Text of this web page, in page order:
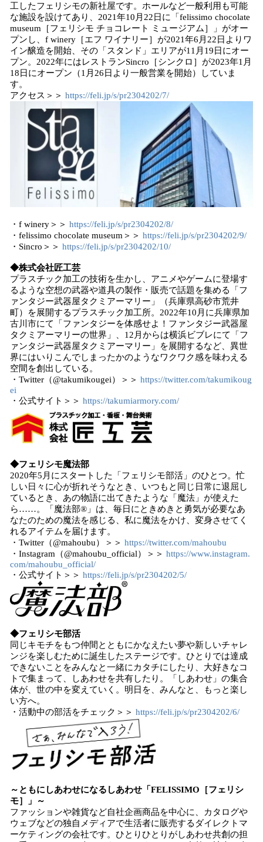
工したフェリシモの新社屋です。ホールなど一般利用も可能
な施設を設けてあり、2021年10月22日に「felissimo chocolate
museum［フェリシモ チョコレート ミュージアム］」がオー
プンし、f winery［エフ ワイナリー］が2021年6月22日よりワ
イン醸造を開始、その「スタンド」エリアが11月19日にオー
プン。2022年にはレストランSincro［シンクロ］が2023年1月
18日にオープン（1月26日より一般営業を開始）していま
す。
アクセス＞＞ https://feli.jp/s/pr2304202/7/
・f winery＞＞ https://feli.jp/s/pr2304202/8/
・felissimo chocolate museum＞＞ https://feli.jp/s/pr2304202/9/
・Sincro＞＞ https://feli.jp/s/pr2304202/10/
◆株式会社匠工芸
プラスチック加工の技術を生かし、アニメやゲームに登場す
るような空想の武器や道具の製作・販売で話題を集める「フ
ァンタジー武器屋タクミアーマリー」（兵庫県高砂市荒井
町）を展開するプラスチック加工所。2022年10月に兵庫県加
古川市にて「ファンタジーを体感せよ！ファンタジー武器屋
タクミアーマリーの世界」、12月からは横浜ビブレにて「フ
ァンタジー武器屋タクミアーマリー」を展開するなど、異世
界にはいりこんでしまったかのようなワクワク感を味わえる
空間を創出している。
・Twitter（@takumikougei）＞＞ https://twitter.com/takumikoug
ei
・公式サイト＞＞ https://takumiarmory.com/
◆フェリシモ魔法部
2020年5月にスタートした「フェリシモ部活」のひとつ。忙
しい日々に心が折れそうなとき、いつもと同じ日常に退屈し
ているとき、あの物語に出てきたような「魔法」が使えた
ら……。「魔法部®」は、毎日にときめきと勇気が必要なあ
なたのための魔法を感じる、私に魔法をかけ、変身させてく
れるアイテムを届けます。
・Twitter（@mahoubu）＞＞ https://twitter.com/mahoubu
・Instagram（@mahoubu_official）＞＞ https://www.instagram.
com/mahoubu_official/
・公式サイト＞＞ https://feli.jp/s/pr2304202/5/
◆フェリシモ部活
同じキモチをもつ仲間とともにかなえたい夢や新しいチャレ
ンジを楽しむために誕生したステージです。ひとりでは達成
できないことをみんなと一緒にカタチにしたり、大好きなコ
トで集まって、しあわせを共有したり。「しあわせ」の集合
体が、世の中を変えていく。明日を、みんなと、もっと楽し
い方へ。
・活動中の部活をチェック＞＞ https://feli.jp/s/pr2304202/6/
～ともにしあわせになるしあわせ「FELISSIMO［フェリシ
モ］」～
ファッションや雑貨など自社企画商品を中心に、カタログや
ウェブなどの独自メディアで生活者に販売するダイレクトマ
ーケティングの会社です。ひとりひとりがしあわせ共創の担